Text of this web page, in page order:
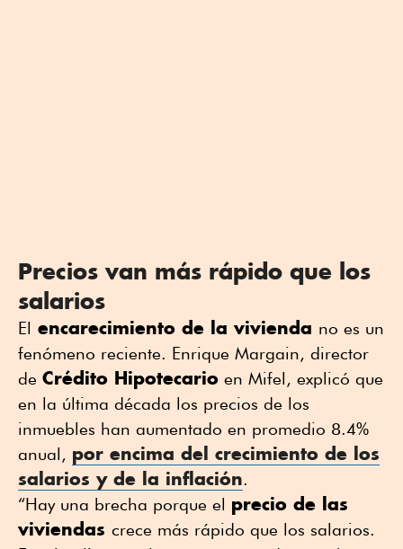
Precios van más rápido que los
salarios
El encarecimiento de la vivienda no es un
fenómeno reciente. Enrique Margain, director
de Crédito Hipotecario en Mifel, explicó que
en la última década los precios de los
inmuebles han aumentado en promedio 8.4%
anual, por encima del crecimiento de los
salarios y de la inflación.
“Hay una brecha porque el precio de las
viviendas crece más rápido que los salarios.